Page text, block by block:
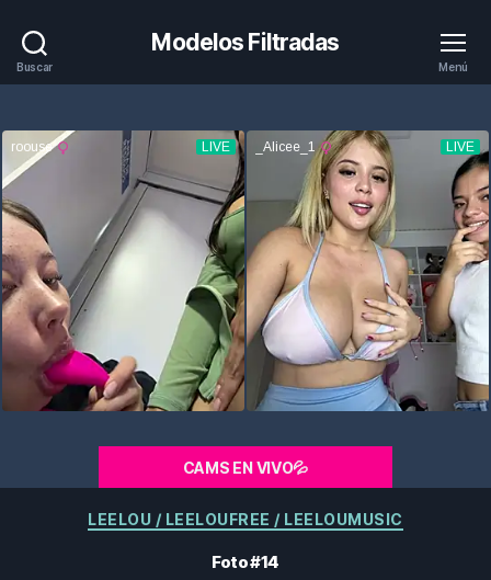
Buscar
Modelos Filtradas
Menú
CAMS EN VIVO💦
Categorías
LEELOU / LEELOUFREE / LEELOUMUSIC
Foto #14